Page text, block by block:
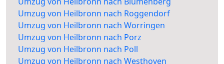
Umzug von Heilbronn nach Roggendorf
Umzug von Heilbronn nach Worringen
Umzug von Heilbronn nach Porz
Umzug von Heilbronn nach Poll
Umzug von Heilbronn nach Westhoven